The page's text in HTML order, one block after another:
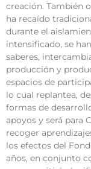
creación. También
ha recaído
durante el
intensificado, se
saberes,
producción y
espacios de
lo cual replantea,
formas de
apoyos y será para
recoger
los efectos del
años, en conjunto